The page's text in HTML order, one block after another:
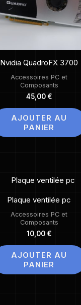
Nvidia QuadroFX 3700
Accessoires PC et
Composants
45,00 €
AJOUTER AU
PANIER
Plaque ventilée pc
Accessoires PC et
Composants
10,00 €
AJOUTER AU
PANIER